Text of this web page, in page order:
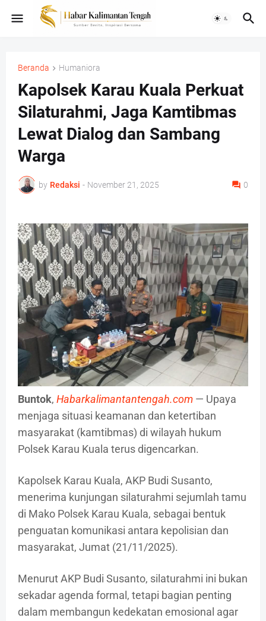
Beranda Humaniora
Kapolsek Karau Kuala Perkuat
Silaturahmi, Jaga Kamtibmas
Lewat Dialog dan Sambang
Warga
by Redaksi - November 21, 2025 0
Buntok, Habarkalimantantengah.com — Upaya
menjaga situasi keamanan dan ketertiban
masyarakat (kamtibmas) di wilayah hukum
Polsek Karau Kuala terus digencarkan.
Kapolsek Karau Kuala, AKP Budi Susanto,
menerima kunjungan silaturahmi sejumlah tamu
di Mako Polsek Karau Kuala, sebagai bentuk
penguatan komunikasi antara kepolisian dan
masyarakat, Jumat (21/11/2025).
Menurut AKP Budi Susanto, silaturahmi ini bukan
sekadar agenda formal, tetapi bagian penting
dalam membangun kedekatan emosional agar